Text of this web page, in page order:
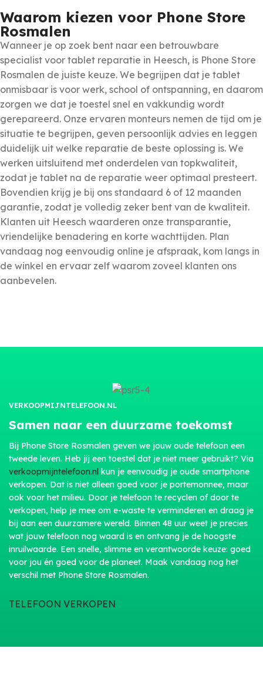
Waarom kiezen voor Phone Store
Rosmalen
Wanneer je op zoek bent naar een betrouwbare
specialist voor tablet reparatie in Heesch, is Phone Store
Rosmalen de juiste keuze. We begrijpen dat je tablet
onmisbaar is voor werk, school of ontspanning, en daarom
zorgen we dat je toestel snel en vakkundig wordt
gerepareerd. Onze ervaren monteurs nemen de tijd om je
situatie te begrijpen, geven persoonlijk advies en leggen
duidelijk uit welke reparatie de beste oplossing is. We
werken uitsluitend met onderdelen van topkwaliteit,
zodat je tablet na de reparatie weer optimaal presteert.
Bovendien krijg je bij ons standaard 6 of 12 maanden
garantie, zodat je volledig zeker bent van de kwaliteit.
Klanten uit Heesch waarderen onze transparantie,
vriendelijke benadering en korte wachttijden. Plan
vandaag nog eenvoudig online je afspraak, kom langs in
de winkel en ervaar zelf waarom zoveel klanten ons
aanbevelen.
VERKOOPMIJNTELEFOON.NL
Samen naar een duurzame toekomst
Bij Phone Store Rosmalen geven we jouw oude telefoon een
tweede leven. Heb jij een toestel dat je niet meer gebruikt? Via
verkoopmijntelefoon.nl kun je eenvoudig je oude smartphone
verkopen. Dat is niet alleen goed voor je portemonnee, maar
ook voor het milieu. Door je telefoon te recyclen of door te
verkopen, help je mee om e-waste te verminderen en draag je
bij aan een duurzamere wereld. Binnen 48 uur weet je precies
wat jouw telefoon nog waard is en ontvang je de hoogste
inruilwaarde. Een snelle, slimme en verantwoorde keuze: goed
voor jou én goed voor de planeet. Maak vandaag nog het
verschil met Phone Store Rosmalen.
TELEFOON VERKOPEN